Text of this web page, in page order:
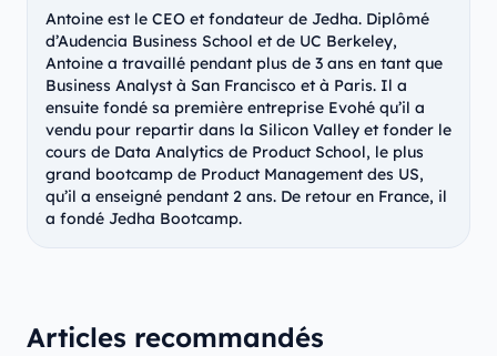
Antoine est le CEO et fondateur de Jedha. Diplômé
d’Audencia Business School et de UC Berkeley,
Antoine a travaillé pendant plus de 3 ans en tant que
Business Analyst à San Francisco et à Paris. Il a
ensuite fondé sa première entreprise Evohé qu’il a
vendu pour repartir dans la Silicon Valley et fonder le
cours de Data Analytics de Product School, le plus
grand bootcamp de Product Management des US,
qu’il a enseigné pendant 2 ans. De retour en France, il
a fondé Jedha Bootcamp.
Articles recommandés